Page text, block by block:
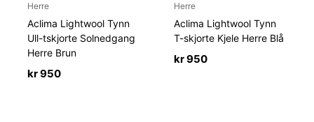
Herre
Aclima Lightwool Tynn
Ull-tskjorte Solnedgang
Herre Brun
kr950
Herre
Aclima Lightwool Tynn
T-skjorte Kjele Herre Blå
kr950